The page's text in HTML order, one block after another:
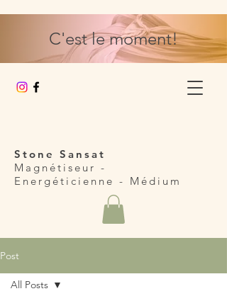
Stone Sansat
Magnétiseur -
Energéticienne - Médium
C'est le moment!
Post
All Posts